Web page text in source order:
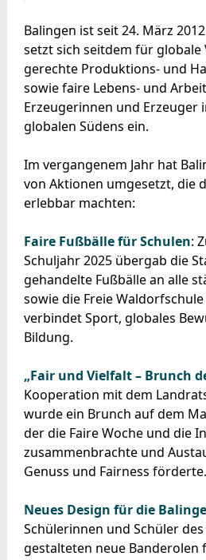
Balingen ist seit 24. März
setzt sich seitdem für
gerechte Produktions- und
sowie faire Lebens- und
Erzeugerinnen und Erzeuger
globalen Südens ein.
Im vergangenem Jahr hat
von Aktionen umgesetzt, die
erlebbar machten:
Faire Fußbälle für Schulen:
Schuljahr 2025 übergab die
gehandelte Fußbälle an alle
sowie die Freie
verbindet Sport, globales
Bildung.
„Fair und Vielfalt – Brunch
Kooperation mit dem
wurde ein Brunch auf dem
der die Faire Woche und die
zusammenbrachte und
Genuss und Fairness förderte.
Neues Design für die
Schülerinnen und Schüler
gestalteten neue Banderolen